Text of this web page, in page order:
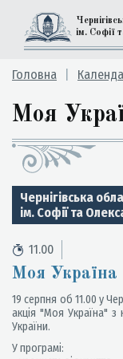
ім. Софії
Головна
Моя
Чернігівська
ім. Софії та
11.00
Моя Україна
19 серпня об 11.00 у
акція "Моя Україна" з
України.
У програмі: